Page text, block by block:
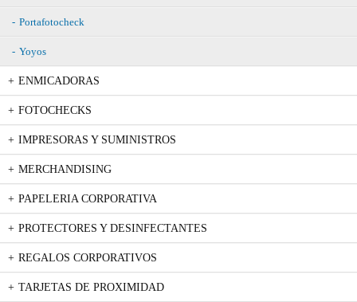
Portafotocheck
Yoyos
ENMICADORAS
FOTOCHECKS
IMPRESORAS Y SUMINISTROS
MERCHANDISING
PAPELERIA CORPORATIVA
PROTECTORES Y DESINFECTANTES
REGALOS CORPORATIVOS
TARJETAS DE PROXIMIDAD